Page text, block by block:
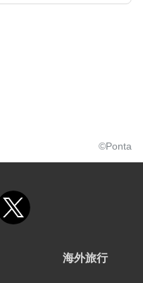
©Ponta
海外旅行